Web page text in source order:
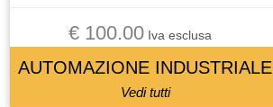
€ 100.00Iva esclusa
AUTOMAZIONE INDUSTRIALE
Vedi tutti